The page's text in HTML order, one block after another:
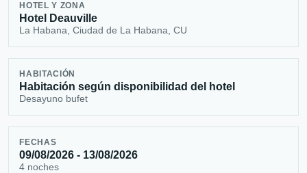
HOTEL Y ZONA
Hotel Deauville
La Habana, Ciudad de La Habana, CU
HABITACIÓN
Habitación según disponibilidad del hotel
Desayuno bufet
FECHAS
09/08/2026 - 13/08/2026
4 noches